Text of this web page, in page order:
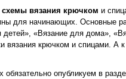
схемы вязания крючком и
для начинающих. Основные
«Вязание для дома»,
вязания крючком и спицами. А
опубликуем в